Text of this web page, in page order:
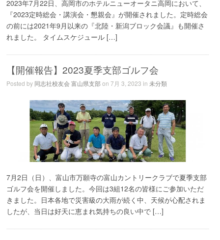
2023年7月22日、高岡市のホテルニューオータニ高岡において、
『2023定時総会・講演会・懇親会』が開催されました。定時総会
の前には2021年9月以来の『北陸・新潟ブロック会議』も開催さ
れました。 タイムスケジュール […]
【開催報告】2023夏季支部ゴルフ会
Posted by 同志社校友会 富山県支部on 7月 3, 2023 in未分類
7月2日（日）、富山市万願寺の富山カントリークラブで夏季支部
ゴルフ会を開催しました。今回は3組12名の皆様にご参加いただ
きました。日本各地で災害級の大雨が続く中、天候が心配されま
したが、当日は好天に恵まれ気持ちの良い中で […]